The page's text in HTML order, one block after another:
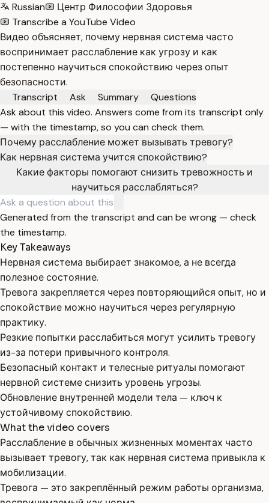
Russian
Центр Философии Здоровья
Transcribe a YouTube Video
Видео объясняет, почему нервная система часто
воспринимает расслабление как угрозу и как
постепенно научиться спокойствию через опыт
безопасности.
Transcript
Ask Summary
Questions
Ask about this video. Answers come from its transcript only
— with the timestamp, so you can check them.
Почему расслабление может вызывать тревогу?
Как нервная система учится спокойствию?
Какие факторы помогают снизить тревожность и
научиться расслабляться?
Generated from the transcript and can be wrong — check
the timestamp.
Key Takeaways
Нервная система выбирает знакомое, а не всегда
полезное состояние.
Тревога закрепляется через повторяющийся опыт, но и
спокойствие можно научиться через регулярную
практику.
Резкие попытки расслабиться могут усилить тревогу
из-за потери привычного контроля.
Безопасный контакт и телесные ритуалы помогают
нервной системе снизить уровень угрозы.
Обновление внутренней модели тела — ключ к
устойчивому спокойствию.
What the video covers
Расслабление в обычных жизненных моментах часто
вызывает тревогу, так как нервная система привыкла к
мобилизации.
Тревога — это закреплённый режим работы организма,